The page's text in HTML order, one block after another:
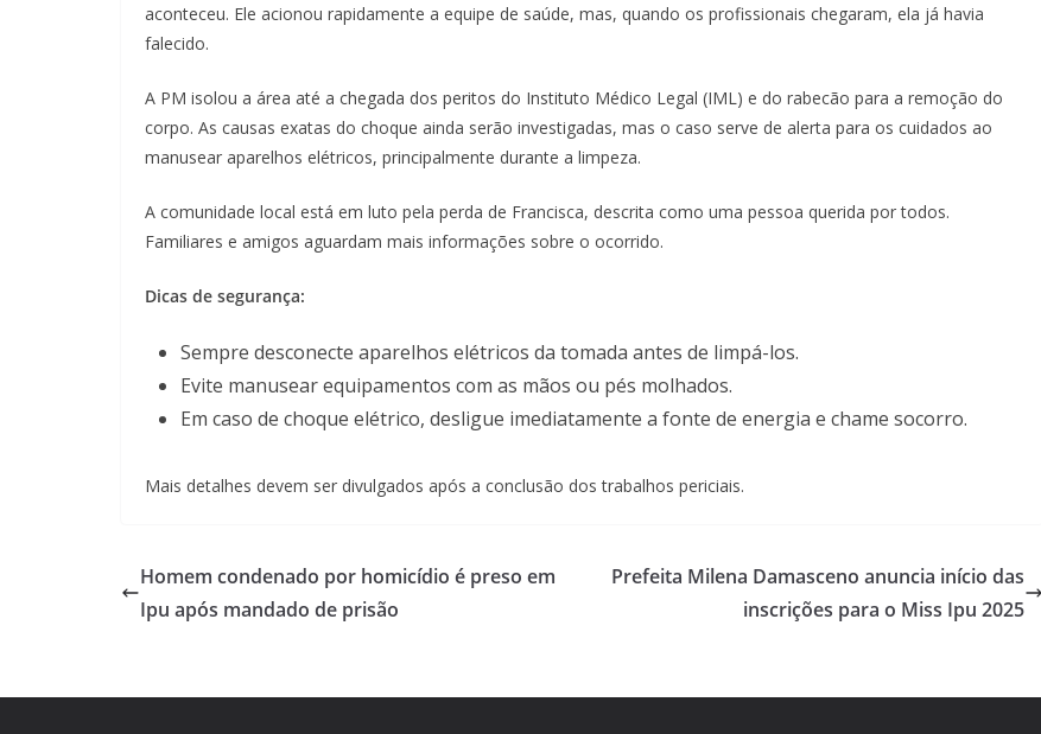
aconteceu. Ele acionou rapidamente a equipe de saúde, mas, quando os profissionais chegaram, ela já havia
falecido.
A PM isolou a área até a chegada dos peritos do Instituto Médico Legal (IML) e do rabecão para a remoção do
corpo. As causas exatas do choque ainda serão investigadas, mas o caso serve de alerta para os cuidados ao
manusear aparelhos elétricos, principalmente durante a limpeza.
A comunidade local está em luto pela perda de Francisca, descrita como uma pessoa querida por todos.
Familiares e amigos aguardam mais informações sobre o ocorrido.
Dicas de segurança:
Sempre desconecte aparelhos elétricos da tomada antes de limpá-los.
Evite manusear equipamentos com as mãos ou pés molhados.
Em caso de choque elétrico, desligue imediatamente a fonte de energia e chame socorro.
Mais detalhes devem ser divulgados após a conclusão dos trabalhos periciais.
Homem condenado por homicídio é preso em
Ipu após mandado de prisão
Prefeita Milena Damasceno anuncia início das
inscrições para o Miss Ipu 2025